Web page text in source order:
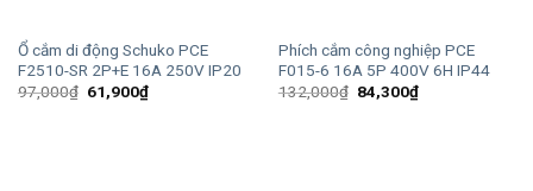
Ổ cắm di động Schuko PCE
F2510-SR 2P+E 16A 250V IP20
97,000₫ Giá
gốc
61,900₫Giá
hiện
Phích cắm công nghiệp PCE
F015-6 16A 5P 400V 6H IP44
132,000₫ Giá
gốc
84,300₫Giá
hiện